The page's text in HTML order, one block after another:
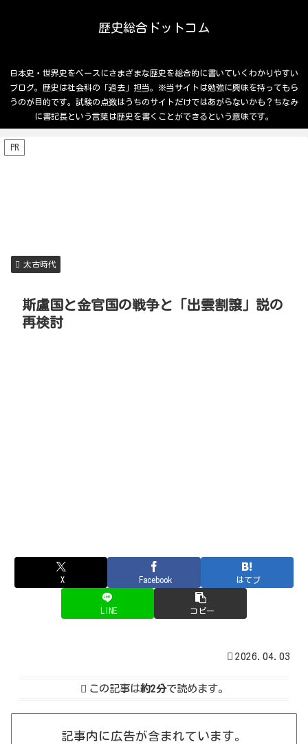
歴史総合ドットコム
日本史・世界史をベースにさまざまな歴史を総合的に書いていくわかりやすい
ブログ。歴史は社会科の「過去」担当。※当サイトは勉強に興味を持ってもら
うのが目的です。試験の点数はうちのサイトだけではあがらないかも？ちなみ
に書記長という言葉は歴史を書くことができるという意味です。
PR
太古時代
斯盧国と金官国の戦争と「出雲割譲」説の
再検討
X Facebook はてブ
LINE コピー
2026.04.03
この記事は約2分で読めます。
記事内に広告が含まれています。